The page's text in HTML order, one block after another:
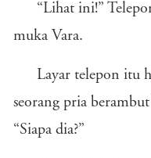
“Lihat ini!”
muka Vara.
Layar telepon itu
seorang pria
“Siapa dia?”